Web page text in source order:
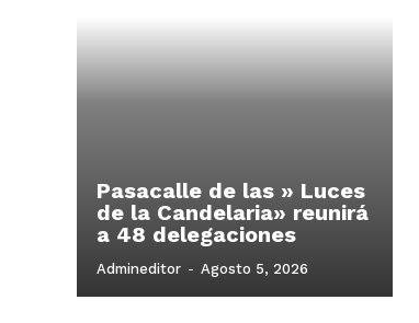
Pasacalle de las » Luces
de la Candelaria» reunirá
a 48 delegaciones
Admineditor - Agosto 5, 2026